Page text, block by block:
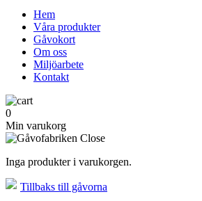
Hem
Våra produkter
Gåvokort
Om oss
Miljöarbete
Kontakt
0
Min varukorg
Inga produkter i varukorgen.
Tillbaks till gåvorna